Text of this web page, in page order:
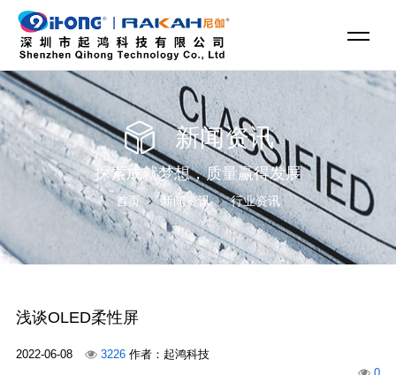
新闻资讯
探索成就梦想，质量赢得发展
首页 新闻资讯 行业资讯
浅谈OLED柔性屏
2022-06-08 3226作者：起鸿科技